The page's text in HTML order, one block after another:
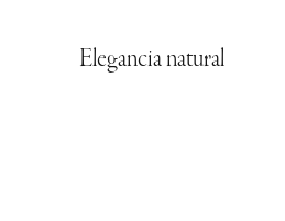
Elegancia natural